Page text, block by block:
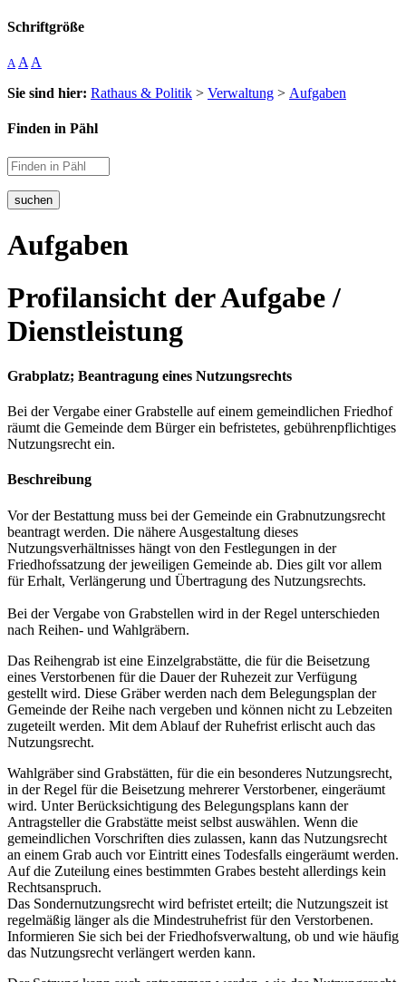
Schriftgröße
A A A
Sie sind hier: Rathaus & Politik > Verwaltung > Aufgaben
Finden in Pähl
suchen
Aufgaben
Profilansicht der Aufgabe /
Dienstleistung
Grabplatz; Beantragung eines Nutzungsrechts
Bei der Vergabe einer Grabstelle auf einem gemeindlichen Friedhof
räumt die Gemeinde dem Bürger ein befristetes, gebührenpflichtiges
Nutzungsrecht ein.
Beschreibung
Vor der Bestattung muss bei der Gemeinde ein Grabnutzungsrecht
beantragt werden. Die nähere Ausgestaltung dieses
Nutzungsverhältnisses hängt von den Festlegungen in der
Friedhofssatzung der jeweiligen Gemeinde ab. Dies gilt vor allem
für Erhalt, Verlängerung und Übertragung des Nutzungsrechts.
Bei der Vergabe von Grabstellen wird in der Regel unterschieden
nach Reihen- und Wahlgräbern.
Das Reihengrab ist eine Einzelgrabstätte, die für die Beisetzung
eines Verstorbenen für die Dauer der Ruhezeit zur Verfügung
gestellt wird. Diese Gräber werden nach dem Belegungsplan der
Gemeinde der Reihe nach vergeben und können nicht zu Lebzeiten
zugeteilt werden. Mit dem Ablauf der Ruhefrist erlischt auch das
Nutzungsrecht.
Wahlgräber sind Grabstätten, für die ein besonderes Nutzungsrecht,
in der Regel für die Beisetzung mehrerer Verstorbener, eingeräumt
wird. Unter Berücksichtigung des Belegungsplans kann der
Antragsteller die Grabstätte meist selbst auswählen. Wenn die
gemeindlichen Vorschriften dies zulassen, kann das Nutzungsrecht
an einem Grab auch vor Eintritt eines Todesfalls eingeräumt werden.
Auf die Zuteilung eines bestimmten Grabes besteht allerdings kein
Rechtsanspruch.
Das Sondernutzungsrecht wird befristet erteilt; die Nutzungszeit ist
regelmäßig länger als die Mindestruhefrist für den Verstorbenen.
Informieren Sie sich bei der Friedhofsverwaltung, ob und wie häufig
das Nutzungsrecht verlängert werden kann.